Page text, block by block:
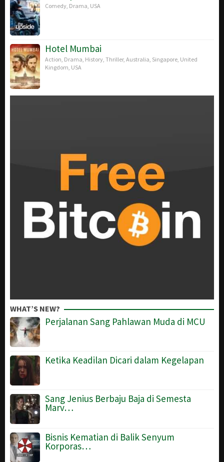
Comedy Drama USA
Hotel Mumbai
Action Drama History Thriller, Australia Singapore United
Kingdom USA
WHAT’S NEW?
Perjalanan Sang Pahlawan Muda di MCU
Ketika Keadilan Dicari dalam Kegelapan
Sang Jenius Berbaju Baja di Semesta
Marv…
Bisnis Kematian di Balik Senyum
Korporas…